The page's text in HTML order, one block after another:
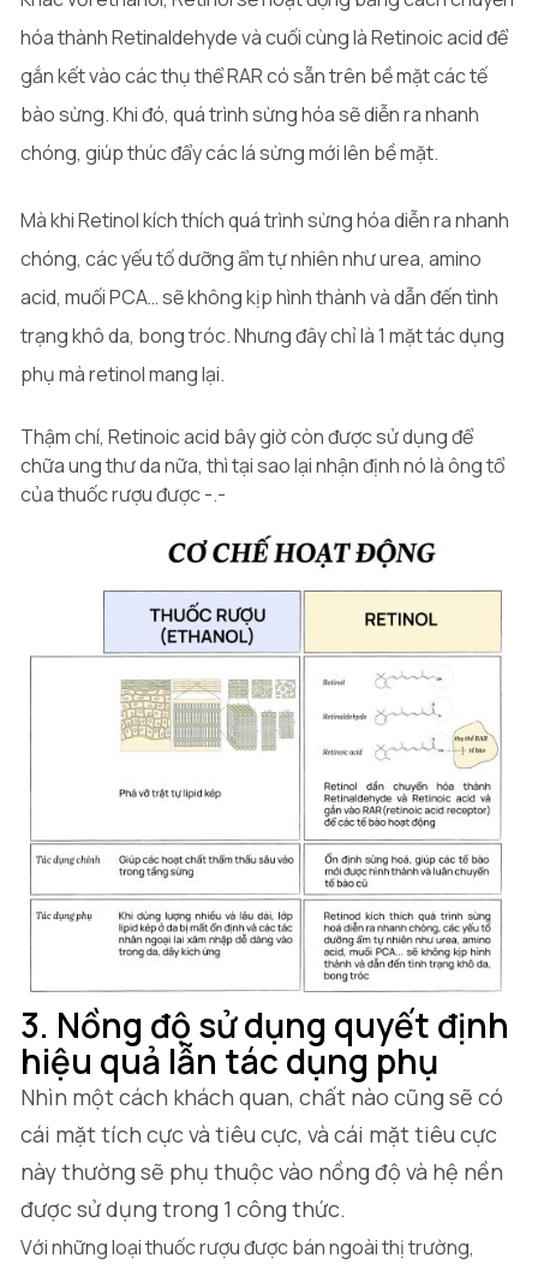
hóa thành Retinaldehyde và cuối cùng là Retinoic acid để
gắn kết vào các thụ thể RAR có sẵn trên bề mặt các tế
bào sừng. Khi đó, quá trình sừng hóa sẽ diễn ra nhanh
chóng, giúp thúc đẩy các lá sừng mới lên bề mặt.
Mà khi Retinol kích thích quá trình sừng hóa diễn ra nhanh
chóng, các yếu tố dưỡng ẩm tự nhiên như urea, amino
acid, muối PCA… sẽ không kịp hình thành và dẫn đến tình
trạng khô da, bong tróc. Nhưng đây chỉ là 1 mặt tác dụng
phụ mà retinol mang lại.
Thậm chí, Retinoic acid bây giờ còn được sử dụng để
chữa ung thư da nữa, thì tại sao lại nhận định nó là ông tổ
của thuốc rượu được -.-
3. Nồng độ sử dụng quyết định
hiệu quả lẫn tác dụng phụ
Nhìn một cách khách quan, chất nào cũng sẽ có
cái mặt tích cực và tiêu cực, và cái mặt tiêu cực
này thường sẽ phụ thuộc vào nồng độ và hệ nền
được sử dụng trong 1 công thức.
Với những loại thuốc rượu được bán ngoài thị trường,